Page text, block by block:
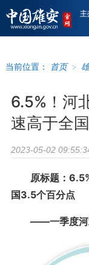
当前位置： 首页 >
6.5%！河
速高于全
2023-05-02
原标题：6.5%
国3.5个百分点
——一季度河